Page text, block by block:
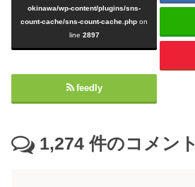
okinawa/wp-content/plugins/sns-
count-cache/sns-count-cache.php on
line 2897
feedly
1,274 件のコメント